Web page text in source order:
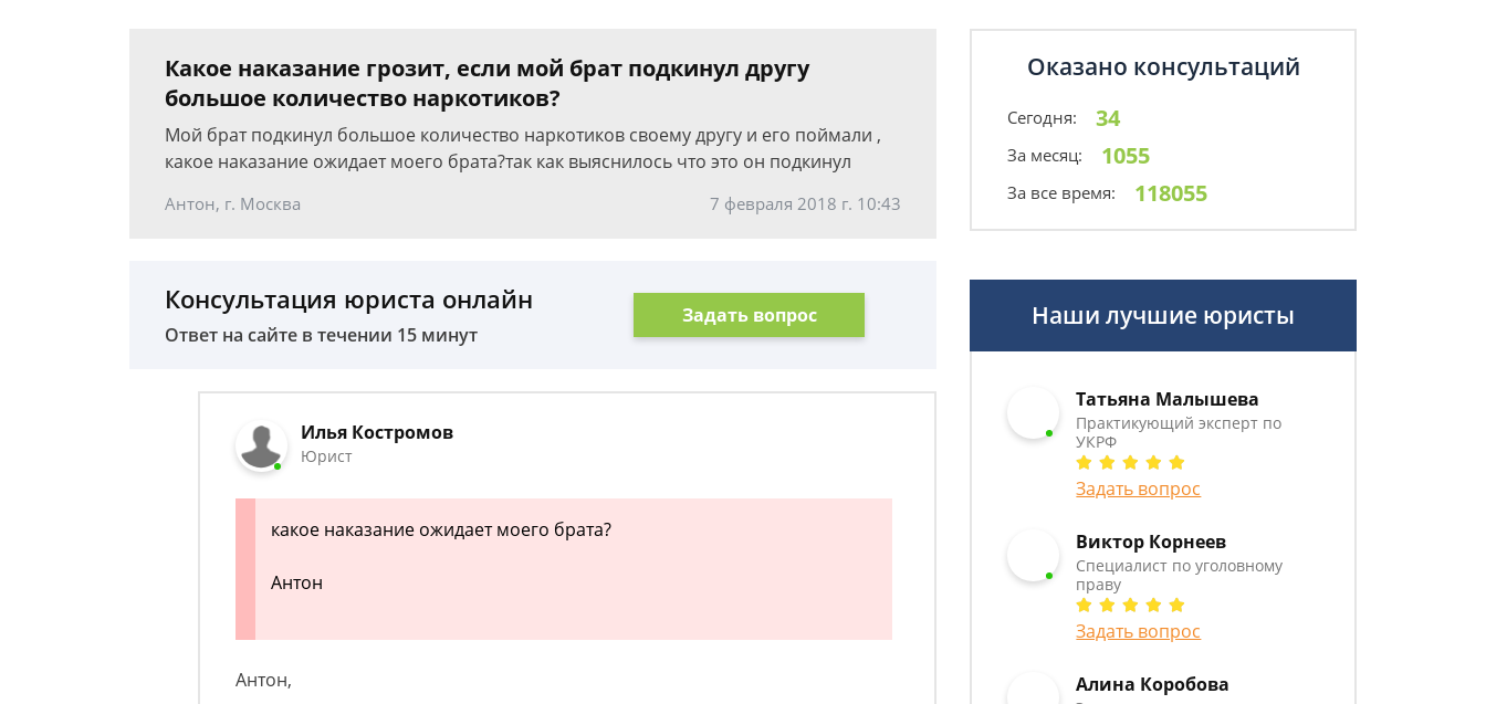
Какое наказание грозит, если мой брат подкинул другу
большое количество наркотиков?
Мой брат подкинул большое количество наркотиков своему другу и его поймали ,
какое наказание ожидает моего брата?так как выяснилось что это он подкинул
Антон, г. Москва 7 февраля 2018 г. 10:43
Консультация юриста онлайн
Ответ на сайте в течении 15 минут
Задать вопрос
Илья Костромов
Юрист
какое наказание ожидает моего брата?
Антон
Антон,
Оказано консультаций
Сегодня: 34
За месяц: 1055
За все время: 118055
Наши лучшие юристы
Татьяна Малышева
Практикующий эксперт по
УКРФ
Задать вопрос
Виктор Корнеев
Cпециалист по уголовному
праву
Задать вопрос
Алина Коробова